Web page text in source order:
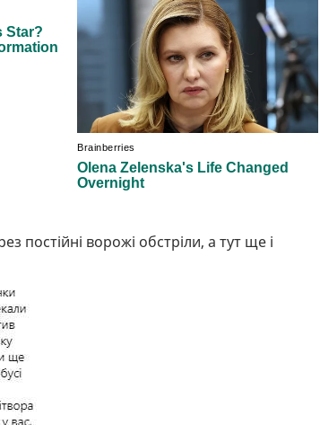
постійні ворожі обстріли, а тут ще і